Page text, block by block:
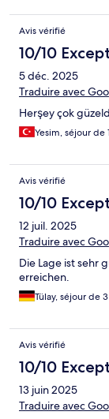
düşünüyoruz.
Avis vérifié
10/10
5 déc. 2025
Traduire avec
Herşey çok
Yesim, séjour de
Avis vérifié
10/10
12 juil. 2025
Traduire avec
Die Lage ist sehr
erreichen.
Tülay, séjour de
Avis vérifié
10/10
13 juin 2025
Traduire avec